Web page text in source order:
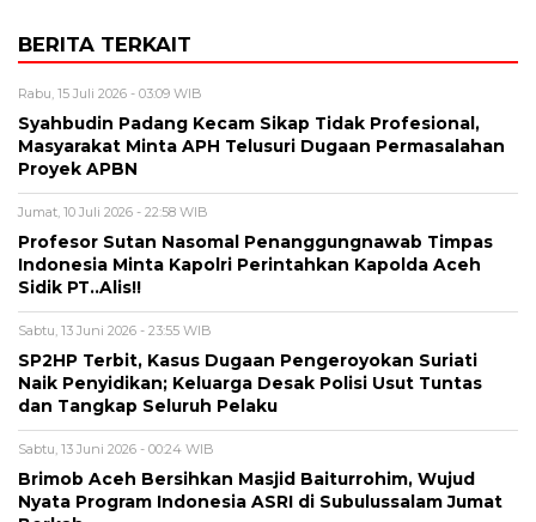
BERITA TERKAIT
Rabu, 15 Juli 2026 - 03:09 WIB
Syahbudin Padang Kecam Sikap Tidak Profesional,
Masyarakat Minta APH Telusuri Dugaan Permasalahan
Proyek APBN
Jumat, 10 Juli 2026 - 22:58 WIB
Profesor Sutan Nasomal Penanggungnawab Timpas
Indonesia Minta Kapolri Perintahkan Kapolda Aceh
Sidik PT..Alis!!
Sabtu, 13 Juni 2026 - 23:55 WIB
SP2HP Terbit, Kasus Dugaan Pengeroyokan Suriati
Naik Penyidikan; Keluarga Desak Polisi Usut Tuntas
dan Tangkap Seluruh Pelaku
Sabtu, 13 Juni 2026 - 00:24 WIB
Brimob Aceh Bersihkan Masjid Baiturrohim, Wujud
Nyata Program Indonesia ASRI di Subulussalam Jumat